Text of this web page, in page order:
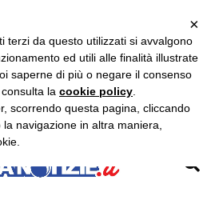
×
terzi da questo utilizzati si avvalgono
ed utili alle finalità illustrate
saperne di più o negare il consenso
la cookie policy
scorrendo questa pagina, cliccando
navigazione in altra maniera,